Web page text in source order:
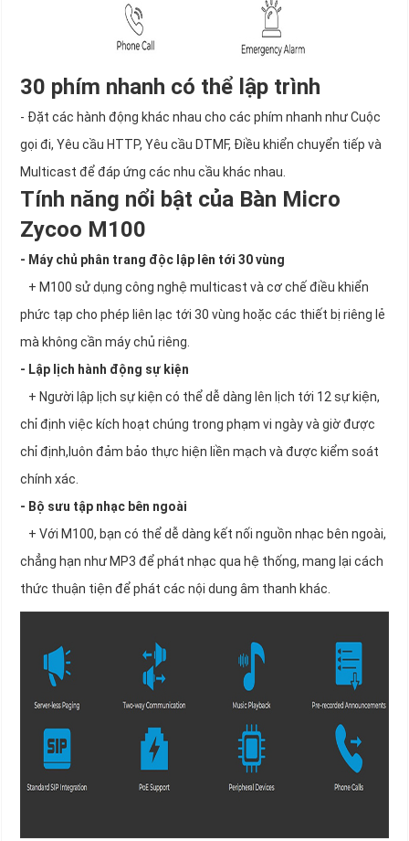
30 phím nhanh có thể lập trình
- Đặt các hành động khác nhau cho các phím nhanh như Cuộc
gọi đi, Yêu cầu HTTP, Yêu cầu DTMF, Điều khiển chuyển tiếp và
Multicast để đáp ứng các nhu cầu khác nhau.
Tính năng nổi bật của Bàn Micro
Zycoo M100
- Máy chủ phân trang độc lập lên tới 30 vùng
+ M100 sử dụng công nghệ multicast và cơ chế điều khiển
phức tạp cho phép liên lạc tới 30 vùng hoặc các thiết bị riêng lẻ
mà không cần máy chủ riêng.
- Lập lịch hành động sự kiện
+ Người lập lịch sự kiện có thể dễ dàng lên lịch tới 12 sự kiện,
chỉ định việc kích hoạt chúng trong phạm vi ngày và giờ được
chỉ định,luôn đảm bảo thực hiện liền mạch và được kiểm soát
chính xác.
- Bộ sưu tập nhạc bên ngoài
+ Với M100, bạn có thể dễ dàng kết nối nguồn nhạc bên ngoài,
chẳng hạn như MP3 để phát nhạc qua hệ thống, mang lại cách
thức thuận tiện để phát các nội dung âm thanh khác.